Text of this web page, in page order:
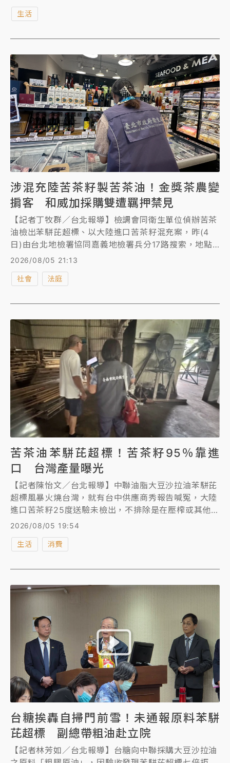
生活
涉混充陸苦茶籽製苦茶油！金獎茶農變
掮客 和威加採購雙遭羈押禁見
【記者丁牧群／台北報導】檢調會同衛生單位偵辦苦茶
油檢出苯駢芘超標、以大陸進口苦茶籽混充案，昨(4
日)由台北地檢署協同嘉義地檢署兵分17路搜索，地點
包括北部的威加國際公司、嘉義的源春製油廠、梅山茶
油生產合作社及7名關係人住處，北檢漏夜複訊5名被
告，今凌晨將威加採購人員陳鐘秀慧、仲介威加購買大
100萬元交保，全案朝《刑法》詐欺、虛偽標記等罪偵
辦。法院今晚7時裁定陳鐘秀慧、陳沅農2人羈押禁見。
2026/08/05 21:13
社會 法庭
苦茶油苯駢芘超標！苦茶籽95％靠進
口 台灣產量曝光
【記者陳怡文／台北報導】中聯油脂大豆沙拉油苯駢芘
超標風暴火燒台灣，就有台中供應商秀報告喊冤，大陸
進口苦茶籽25度送驗未檢出，不排除是在壓榨或其他加
工製程中產生問題，導致最終油品驗出苯駢芘超標，盼
台灣苦茶籽產量稀少，95%仰賴進口，《知新聞》向農
台東縣、嘉義縣、苗栗縣、南投縣，114年油茶產量
1763.81公噸，前五大產區合計達68.27%。
2026/08/05 19:54
生活 消費
台糖挨轟自掃門前雪！未通報原料苯駢
芘超標 副總帶粗油赴立院
【記者林芳如／台北報導】台糖向中聯採購大豆沙拉油